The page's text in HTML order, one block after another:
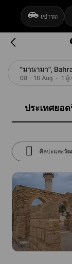
เช่ารถ
"มานามา",
08 - 18 Aug 1 ผู้
ประเทศยอ
ศิลปะและวั